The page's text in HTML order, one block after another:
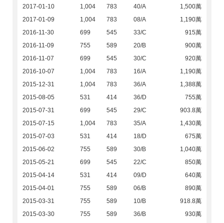
2017-01-10
1,004 783 40/A
1,500萬
2017-01-09
1,004 783 08/A
1,190萬
2016-11-30
699 545 33/C
915萬
2016-11-09
755 589 20/B
900萬
2016-11-07
699 545 30/C
920萬
2016-10-07
1,004 783 16/A
1,190萬
2015-12-31
1,004 783 36/A
1,388萬
2015-08-05
531 414 36/D
755萬
2015-07-31
699 545 29/C
903.8萬
2015-07-15
1,004 783 35/A
1,430萬
2015-07-03
531 414 18/D
675萬
2015-06-02
755 589 30/B
1,040萬
2015-05-21
699 545 22/C
850萬
2015-04-14
531 414 09/D
640萬
2015-04-01
755 589 06/B
890萬
2015-03-31
755 589 10/B
918.8萬
2015-03-30
755 589 36/B
930萬